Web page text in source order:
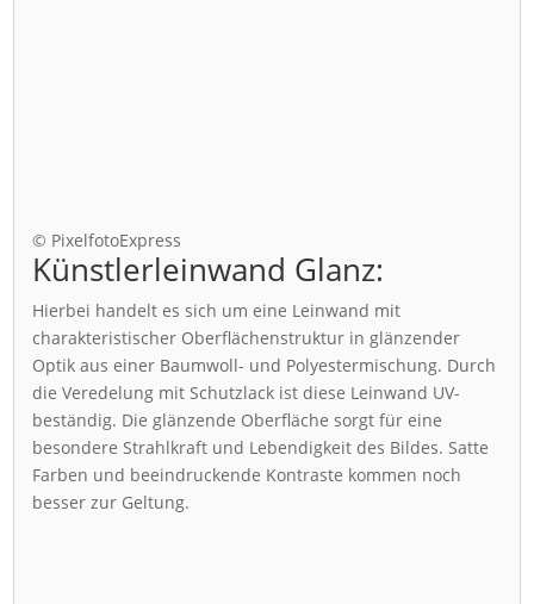
© PixelfotoExpress
Künstlerleinwand Glanz:
Hierbei handelt es sich um eine Leinwand mit
charakteristischer Oberflächenstruktur in glänzender
Optik aus einer Baumwoll- und Polyestermischung. Durch
die Veredelung mit Schutzlack ist diese Leinwand UV-
beständig. Die glänzende Oberfläche sorgt für eine
besondere Strahlkraft und Lebendigkeit des Bildes. Satte
Farben und beeindruckende Kontraste kommen noch
besser zur Geltung.